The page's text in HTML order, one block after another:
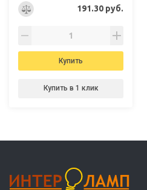
191.30 руб.
Купить
Купить в 1 клик